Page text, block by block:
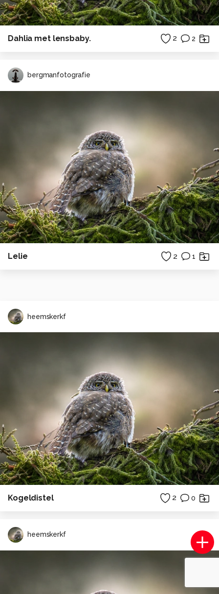
Dahlia met lensbaby. 2 2
bergmanfotografie
Lelie 2 1
heemskerkf
Kogeldistel 2 0
heemskerkf